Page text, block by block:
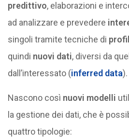
predittivo, elaborazioni e
ad analizzare e prevedere
singoli tramite tecniche di
quindi nuovi dati, diversi da
dall’interessato (inferred data).
Nascono così nuovi modelli
la gestione dei dati, che è
quattro tipologie: